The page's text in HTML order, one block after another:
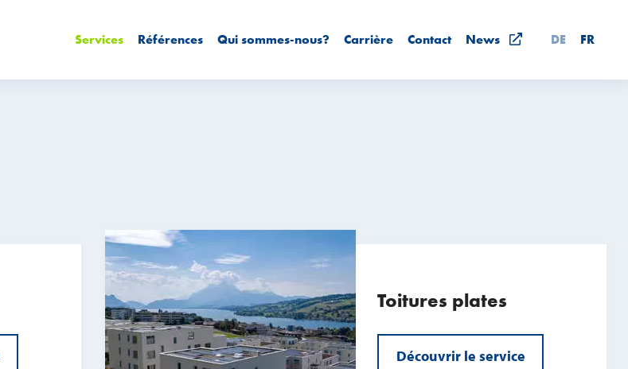
Services Références Qui sommes-nous? Carrière Contact News DE FR
Toitures plates
Découvrir le service